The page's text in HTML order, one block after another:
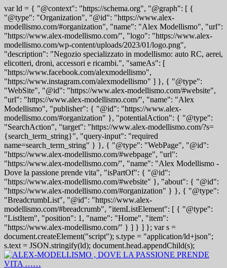
var ld = { "@context": "https://schema.org", "@graph": [ {
"@type": "Organization", "@id": "https://www.alex-
modellismo.com/#organization", "name": "Alex Modellismo", "url":
"https://www.alex-modellismo.com/", "logo": "https://www.alex-
modellismo.com/wp-content/uploads/2023/01/logo.png",
"description": "Negozio specializzato in modellismo: auto RC, aerei,
elicotteri, droni, accessori e ricambi.", "sameAs": [
"https://www.facebook.com/alexmodellismo",
"https://www.instagram.com/alexmodellismo" ] }, { "@type":
"WebSite", "@id": "https://www.alex-modellismo.com/#website",
"url": "https://www.alex-modellismo.com/", "name": "Alex
Modellismo", "publisher": { "@id": "https://www.alex-
modellismo.com/#organization" }, "potentialAction": { "@type":
"SearchAction", "target": "https://www.alex-modellismo.com/?s=
{search_term_string}", "query-input": "required
name=search_term_string" } }, { "@type": "WebPage", "@id":
"https://www.alex-modellismo.com/#webpage", "url":
"https://www.alex-modellismo.com/", "name": "Alex Modellismo -
Dove la passione prende vita", "isPartOf": { "@id":
"https://www.alex-modellismo.com/#website" }, "about": { "@id":
"https://www.alex-modellismo.com/#organization" } }, { "@type":
"BreadcrumbList", "@id": "https://www.alex-
modellismo.com/#breadcrumb", "itemListElement": [ { "@type":
"ListItem", "position": 1, "name": "Home", "item":
"https://www.alex-modellismo.com/" } ] } ] }; var s =
document.createElement("script"); s.type = "application/ld+json";
s.text = JSON.stringify(ld); document.head.appendChild(s);
Salta
al